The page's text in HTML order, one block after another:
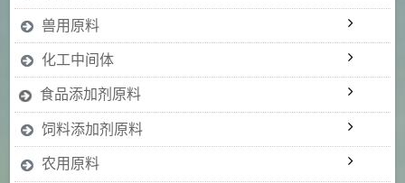
兽用原料
化工中间体
食品添加剂原料
饲料添加剂原料
农用原料